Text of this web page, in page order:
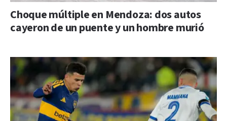
Choque múltiple en Mendoza: dos autos
cayeron de un puente y un hombre murió